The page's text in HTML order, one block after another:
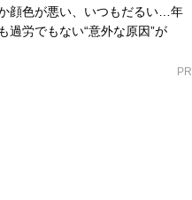
顔色が悪い、いつもだるい…年
過労でもない“意外な原因”が
PR